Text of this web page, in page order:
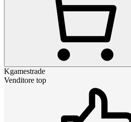
Kgamestrade
Venditore top